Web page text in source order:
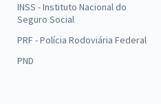
INSS - Instituto Nacional do
Seguro Social
PRF - Polícia Rodoviária Federal
PND